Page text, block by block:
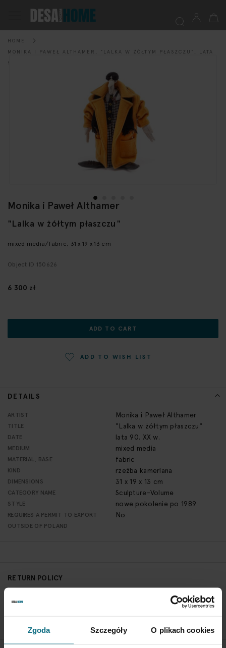
Zgoda Szczegóły O plikach cookies
My
HOME
MONIKA I PAWEŁ ALTHAMER, "LALKA W ŻÓŁTYM PŁASZCZU", LATA
90. XX W.
Skip
Skip
beginning
the
gallery
DETAILS
More
Information
ARTIST Monika i Paweł Althamer
TITLE "Lalka w żółtym płaszczu"
DATE lata 90. XX w.
MEDIUM mixed media
MATERIAL, BASE fabric
KIND rzeźba kamerlana
DIMENSIONS 31 x 19 x 13 cm
CATEGORY NAME Sculpture-Volume
STYLE nowe pokolenie po 1989
REQUIRES A PERMIT TO EXPORT
OUTSIDE OF POLAND
No
RETURN POLICY
If you wish to return a product, please contact Service
Monika i Paweł Althamer
mixed media/fabric, 31 x 19 x 13 cm
"Lalka w żółtym płaszczu"
Object ID 150626
6 300 zł
ADD TO CART
ADD TO WISH LIST